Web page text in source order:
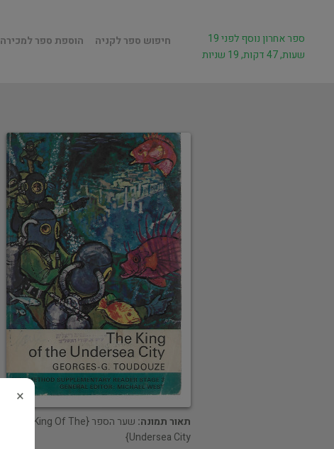
חיפוש ספר לקניה הוספת ספר למכירה
ספר אחרון נוסף לפני 19
שעות, 47 דקות, 19 שניות
תאור תמונה:
שער הספר {King Of The
Undersea City}
×